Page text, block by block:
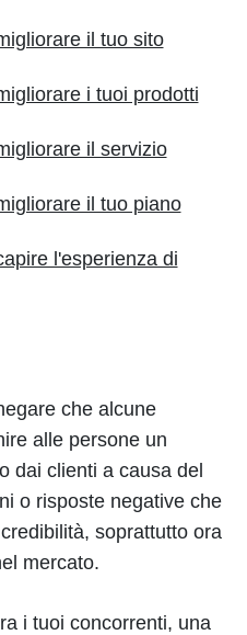
il tuo sito
i tuoi prodotti
il servizio
il tuo piano
l'esperienza di
che alcune
alle persone un
dai clienti a causa del
o risposte negative che
soprattutto ora
mercato.
i tuoi concorrenti, una